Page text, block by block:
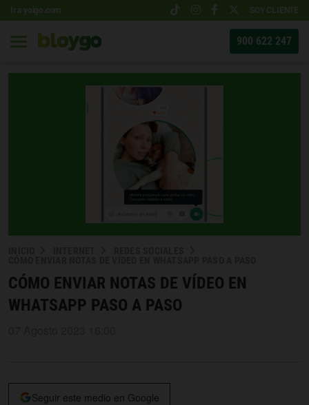
Ir a yoigo.com SOY CLIENTE
900 622 247
CÓMO ENVIAR NOTAS DE VÍDEO EN
WHATSAPP PASO A PASO
Seguir este medio en Google